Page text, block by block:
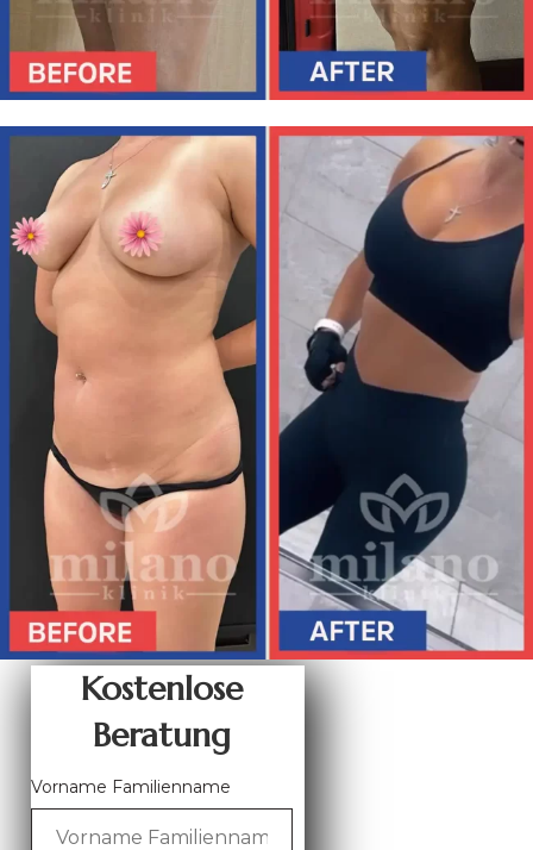
Kostenlose
Beratung
Vorname Familienname